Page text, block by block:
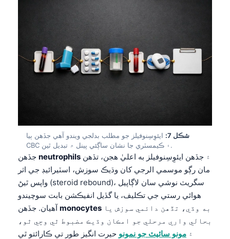
شڪل 7:
ايئوِسِنوفيلز جو مطلب بدلجي ويندو آهي جڏهن ٻيا
CBC ۽ ڪيمسٽري جا نشان ساڳئي پينل ۾ تبديل ٿين.
neutrophils
مان رڳو موسمي الرجي کان وڌيڪ سوزش، اسٽيرائيڊ جي اثر
واپس ٿيڻ (steroid rebound)، سگريٽ نوشي سان لاڳاپيل
هوائي رستي جي تڪليف، يا گڏيل انفيڪشن بابت سوچيندو
آهيان. جڏهنmonocytes
بحالي واري مرحلي جو امڪان وڌيڪ مضبوط ٿي وڃي ٿو،
۽ مونو سائيٽ جو نمونو حيرت انگيز طور تي ڪارائتو ٿي
Íslenska
Српски језик
Svenska
Bosanski
Azərbaycan dili
Eesti
日本語
Русский
Lietuvių kalba